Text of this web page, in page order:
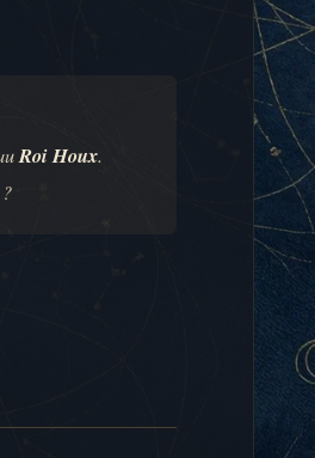
Roi Houx.